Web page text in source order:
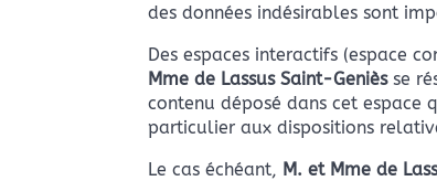
des données indésirables sont
Des espaces interactifs (espace
Mmede Lassus Saint-Genièsse
contenu déposé dans cet
particulier aux dispositions
Le cas échéant, M. et Mmede